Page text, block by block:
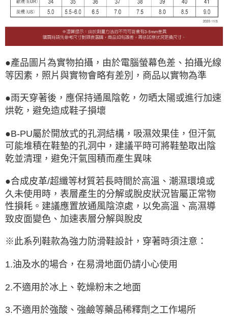
●產品圖片為實物拍攝，由於電腦螢幕色差、拍攝光線
等因素，照片與實物會略有差別，商品以實物為準
●雨天穿著後，應保持通風陰乾，勿晒太陽或進行加速
烘乾，避免造成鞋子損壞
●B-PU屬於開放式的孔洞結構，吸濕效果佳，但汗氣
可能堆積在鞋墊的孔洞中，建議平時可將鞋墊取出陰
乾並清理，避免汗氣囤積而產生異味
●合成皮革/超纖等材質若長時間於高溫、潮濕環境或
久未使用時，表層產生的分解或脫皮狀況皆屬正常物
性損耗。建議應置放通風陰涼處，以免高溫、高濕導
致皮面變色、加速表層分解與脫皮
※此系列鞋款為強力防滑鞋設計，穿著時須注意：
1.油及水的場合，在易滑地面仍請小心使用
2.不適用於冰上、乾燥粉末之地面
3.不適用於強酸、強鹼等藥品稀釋劑之工作場所